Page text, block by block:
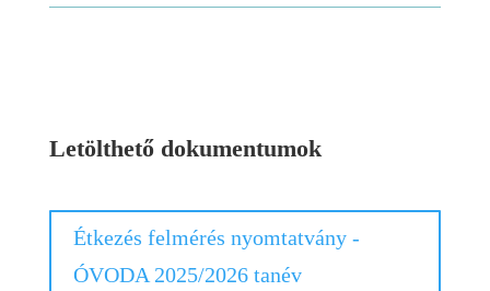
Letölthető dokumentumok
Étkezés felmérés nyomtatvány -
ÓVODA 2025/2026 tanév